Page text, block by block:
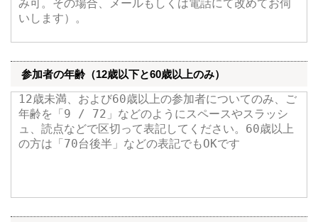
参加者の年齢（12歳以下と60歳以上のみ）